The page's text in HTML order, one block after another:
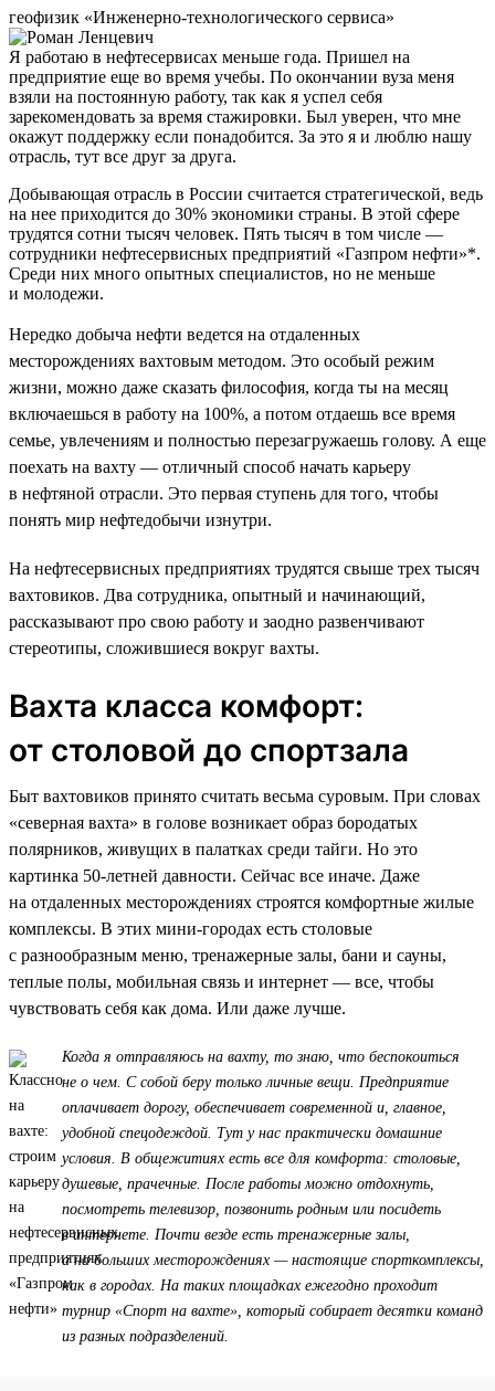
геофизик «Инженерно-технологического сервиса»
Я работаю в нефтесервисах меньше года. Пришел на
предприятие еще во время учебы. По окончании вуза меня
взяли на постоянную работу, так как я успел себя
зарекомендовать за время стажировки. Был уверен, что мне
окажут поддержку если понадобится. За это я и люблю нашу
отрасль, тут все друг за друга.
Добывающая отрасль в России считается стратегической, ведь
на нее приходится до 30% экономики страны. В этой сфере
трудятся сотни тысяч человек. Пять тысяч в том числе —
сотрудники нефтесервисных предприятий «Газпром нефти»*.
Среди них много опытных специалистов, но не меньше
и молодежи.
Нередко добыча нефти ведется на отдаленных
месторождениях вахтовым методом. Это особый режим
жизни, можно даже сказать философия, когда ты на месяц
включаешься в работу на 100%, а потом отдаешь все время
семье, увлечениям и полностью перезагружаешь голову. А еще
поехать на вахту — отличный способ начать карьеру
в нефтяной отрасли. Это первая ступень для того, чтобы
понять мир нефтедобычи изнутри.
На нефтесервисных предприятиях трудятся свыше трех тысяч
вахтовиков. Два сотрудника, опытный и начинающий,
рассказывают про свою работу и заодно развенчивают
стереотипы, сложившиеся вокруг вахты.
Вахта класса комфорт:
от столовой до спортзала
Быт вахтовиков принято считать весьма суровым. При словах
«северная вахта» в голове возникает образ бородатых
полярников, живущих в палатках среди тайги. Но это
картинка 50-летней давности. Сейчас все иначе. Даже
на отдаленных месторождениях строятся комфортные жилые
комплексы. В этих мини-городах есть столовые
с разнообразным меню, тренажерные залы, бани и сауны,
теплые полы, мобильная связь и интернет — все, чтобы
чувствовать себя как дома. Или даже лучше.
Когда я отправляюсь на вахту, то знаю, что беспокоиться
не о чем. С собой беру только личные вещи. Предприятие
оплачивает дорогу, обеспечивает современной и, главное,
удобной спецодеждой. Тут у нас практически домашние
условия. В общежитиях есть все для комфорта: столовые,
душевые, прачечные. После работы можно отдохнуть,
посмотреть телевизор, позвонить родным или посидеть
в интернете. Почти везде есть тренажерные залы,
а на больших месторождениях — настоящие спорткомплексы,
как в городах. На таких площадках ежегодно проходит
турнир «Спорт на вахте», который собирает десятки команд
из разных подразделений.